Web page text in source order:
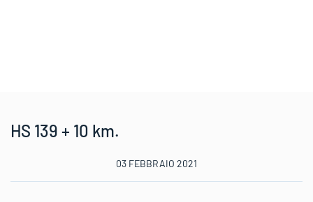
HS 139 + 10 km.
03 FEBBRAIO 2021